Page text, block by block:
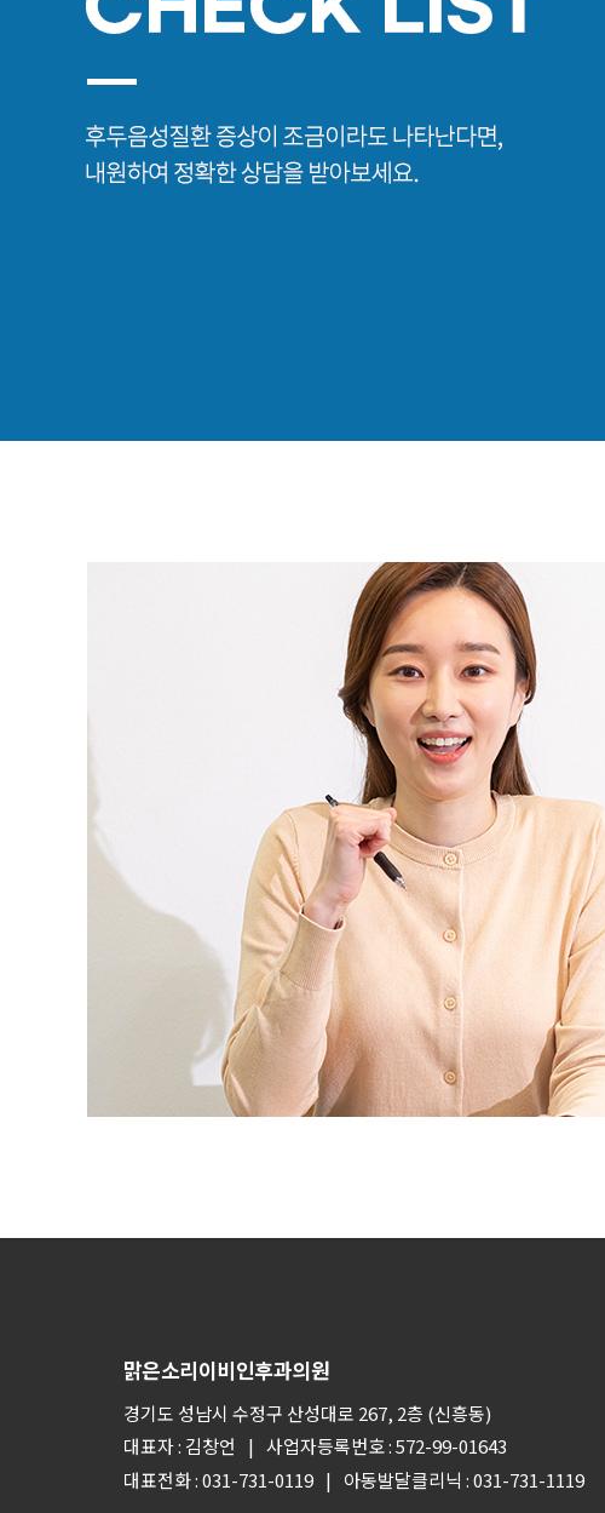
맑은소리이비인후과의원
경기도 성남시 수정구 산성대로 267, 2층 (신흥동)
대표자 : 김창언
사업자등록번호 : 572-99-01643
대표전화 : 031-731-0119
아동발달클리닉 : 031-731-1119